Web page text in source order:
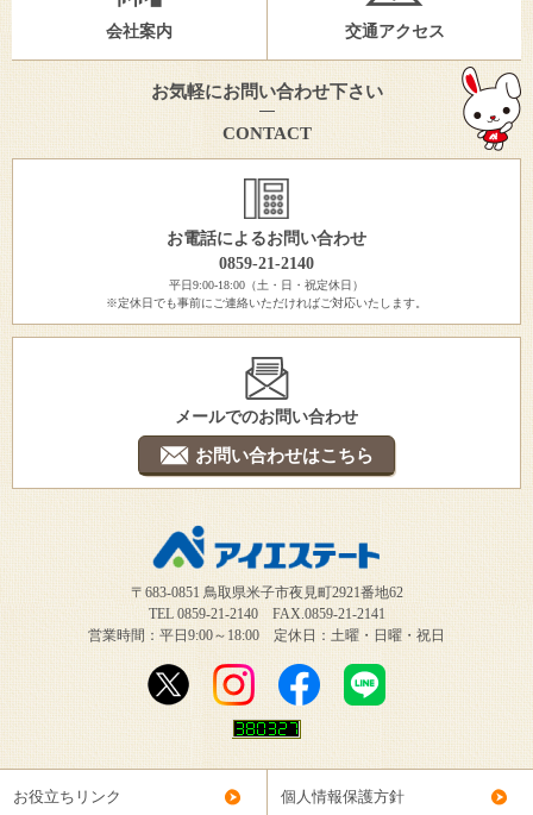
会社案内 交通アクセス
お気軽にお問い合わせ下さい
CONTACT
お電話によるお問い合わせ
0859-21-2140
平日9:00-18:00（土・日・祝定休日）
※定休日でも事前にご連絡いただければご対応いたします。
メールでのお問い合わせ
お問い合わせはこちら
〒683-0851 鳥取県米子市夜見町2921番地62
TEL 0859-21-2140 FAX.0859-21-2141
営業時間：平日9:00～18:00 定休日：土曜・日曜・祝日
お役立ちリンク 個人情報保護方針